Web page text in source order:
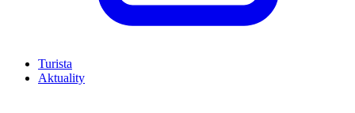
Turista
Aktuality